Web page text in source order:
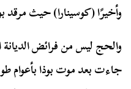
وأخيرًا (كوسينارا) حيث مرقد
والحج ليس من فرائض الديانة
جاءت بعد موت بوذا بأعوام